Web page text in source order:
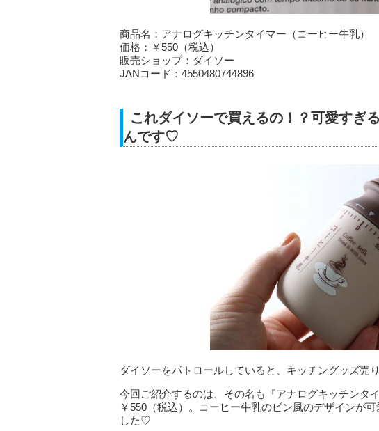
商品名：アナログキッチンタイマー（コーヒー牛乳）
価格：￥550（税込）
販売ショップ：ダイソー
JANコード：4550480744896
これダイソーで買えるの！？可愛すぎ
んです♡
ダイソーをパトロールしていると、キッチングッズ売
今回ご紹介するのは、その名も『アナログキッチンタ
￥550（税込）。コーヒー牛乳のビン風のデザインが
した♡